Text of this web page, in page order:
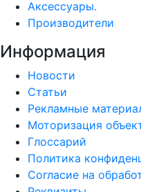
Аксессуары.
Производители
Информация
Новости
Статьи
Рекламные
Моторизация
Глоссарий
Политика
Согласие на